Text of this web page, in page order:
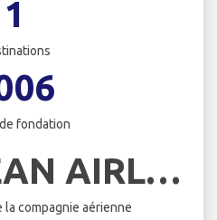
1
fondation
CARIBBEAN AIRLINES
compagnie aérienne